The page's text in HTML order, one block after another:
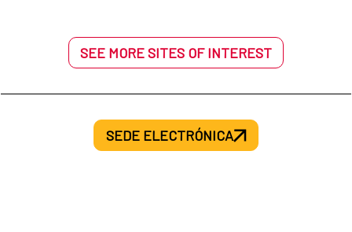
SEE MORE SITES OF INTEREST
SEDE ELECTRÓNICA